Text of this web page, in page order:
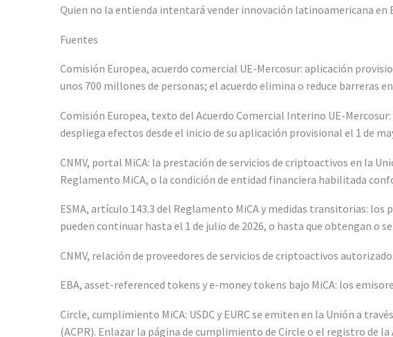
Quien no la entienda intentará vender innovación latinoamericana en
Fuentes
Comisión Europea, acuerdo comercial UE-Mercosur: aplicación
unos 700 millones de personas; el acuerdo elimina o reduce barreras
Comisión Europea, texto del Acuerdo Comercial Interino UE-
despliega efectos desde el inicio de su aplicación provisional el 1 de
CNMV, portal MiCA: la prestación de servicios de criptoactivos en la
Reglamento MiCA, o la condición de entidad financiera habilitada
ESMA, artículo 143.3 del Reglamento MiCA y medidas transitorias:
pueden continuar hasta el 1 de julio de 2026, o hasta que obtengan o
CNMV, relación de proveedores de servicios de criptoactivos
EBA, asset-referenced tokens y e-money tokens bajo MiCA: los
Circle, cumplimiento MiCA: USDC y EURC se emiten en la Unión a
(ACPR). Enlazar la página de cumplimiento de Circle o el registro de la